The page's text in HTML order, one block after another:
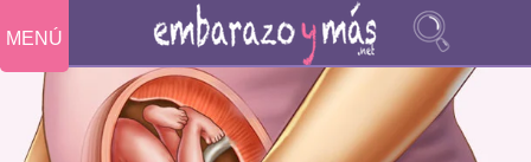
MENÚ